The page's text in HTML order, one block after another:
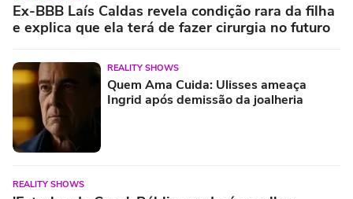
Ex-BBB Laís Caldas revela condição rara da filha
e explica que ela terá de fazer cirurgia no futuro
REALITY SHOWS
Quem Ama Cuida: Ulisses ameaça
Ingrid após demissão da joalheria
REALITY SHOWS